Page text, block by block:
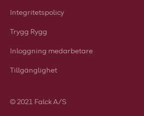
Integritetspolicy
Trygg Rygg
Inloggning medarbetare
Tillgänglighet
© 2021 Falck A/S